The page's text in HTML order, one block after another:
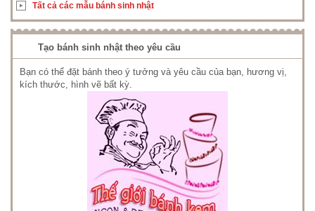
Tất cả các mẫu bánh sinh nhật
Tạo bánh sinh nhật theo yêu cầu
Bạn có thể đặt bánh theo ý tưởng và yêu cầu của bạn, hương vị,
kích thước, hình vẽ bất kỳ.